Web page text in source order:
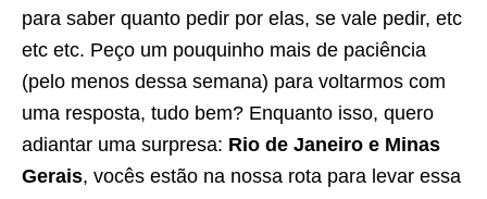
para saber quanto pedir por elas, se vale pedir, etc
etc etc. Peço um pouquinho mais de paciência
(pelo menos dessa semana) para voltarmos com
uma resposta, tudo bem? Enquanto isso, quero
adiantar uma surpresa: Rio de Janeiro e Minas
Gerais, vocês estão na nossa rota para levar essa